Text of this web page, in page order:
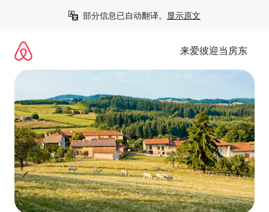
部分信息已自动翻译。 显示原文
来爱彼迎当房东